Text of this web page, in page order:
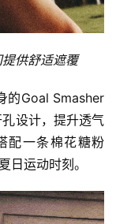
供舒适遮覆
的Goal Smasher
设计，提升透气
配一条棉花糖粉
运动时刻。